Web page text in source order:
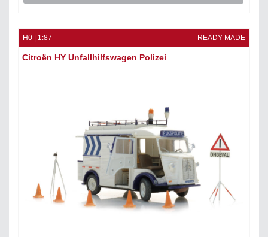
H0 | 1:87 READY-MADE
Citroën HY Unfallhilfswagen Polizei